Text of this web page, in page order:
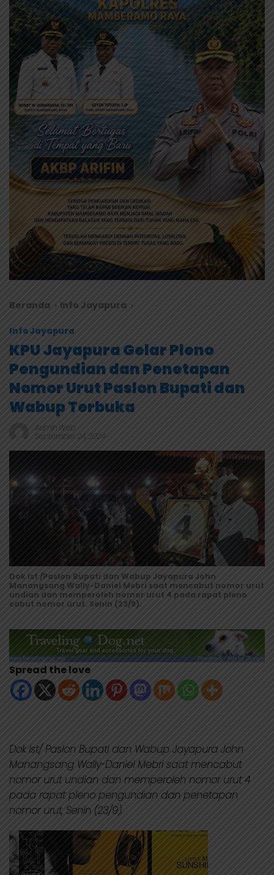
Beranda Info Jayapura
Info Jayapura
KPU Jayapura Gelar Pleno
Pengundian dan Penetapan
Nomor Urut Paslon Bupati dan
Wabup Terbuka
Admin Web
September 24, 2024
Dok ist /Paslon Bupati dan Wabup Jayapura John
Manangsang Wally-Daniel Mebri saat mencabut nomor urut
undian dan memperoleh nomor urut 4 pada rapat pleno
cabut nomor urut. Senin (23/9).
Spread the love
Dok ist/ Paslon Bupati dan Wabup Jayapura John
Manangsang Wally-Daniel Mebri saat mencabut
nomor urut undian dan memperoleh nomor urut 4
pada rapat pleno pengundian dan penetapan
nomor urut, Senin (23/9).